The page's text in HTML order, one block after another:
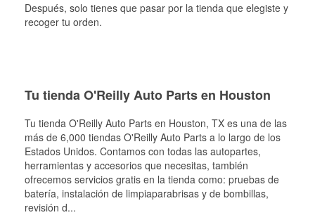
Después, solo tienes que pasar por la tienda que elegiste y
recoger tu orden.
Tu tienda O'Reilly Auto Parts en Houston
Tu tienda O'Reilly Auto Parts en Houston, TX es una de las
más de 6,000 tiendas O'Reilly Auto Parts a lo largo de los
Estados Unidos. Contamos con todas las autopartes,
herramientas y accesorios que necesitas, también
ofrecemos servicios gratis en la tienda como: pruebas de
batería, instalación de limpiaparabrisas y de bombillas,
revisión d...